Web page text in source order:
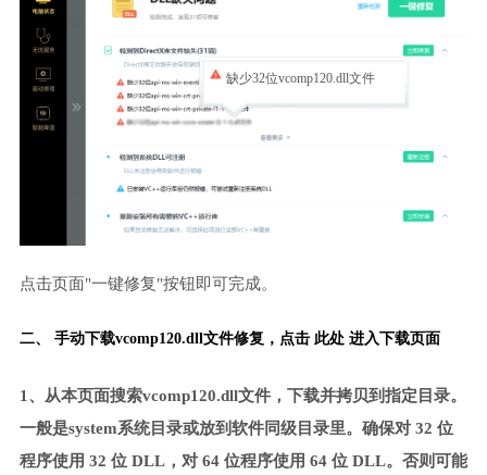
缺少32位vcomp120.dll文件
点击页面"一键修复"按钮即可完成。
二、 手动下载vcomp120.dll文件修复， 点击 此处 进入下载页面
1、从本页面搜索vcomp120.dll文件，下载并拷贝到指定目录。
一般是system系统目录或放到软件同级目录里。确保对 32 位
程序使用 32 位 DLL，对 64 位程序使用 64 位 DLL。否则可能